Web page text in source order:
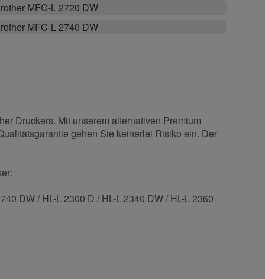
MFC-L 2720 DW
MFC-L 2740 DW
Druckers. Mit unserem alternativen Premium
gehen Sie keinerlei Risiko ein. Der
DW / HL-L 2300 D / HL-L 2340 DW / HL-L 2360